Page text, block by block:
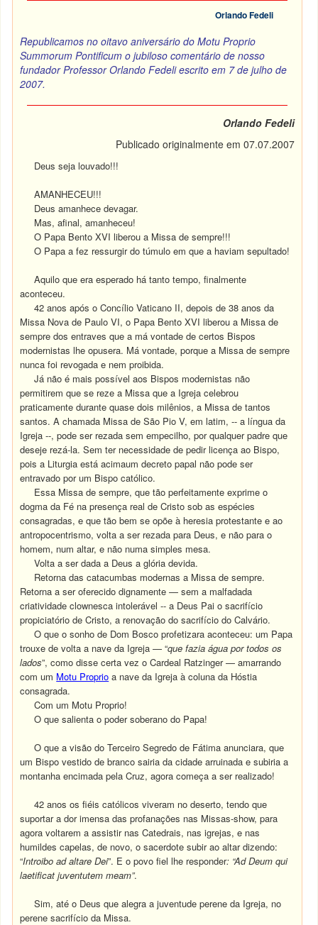
Orlando Fedeli
Republicamos no oitavo aniversário do Motu Proprio
Summorum Pontificum o jubiloso comentário de nosso
fundador Professor Orlando Fedeli escrito em 7 de julho de
2007.
Orlando Fedeli
Publicado originalmente em 07.07.2007
Deus seja louvado!!!
AMANHECEU!!!
Deus amanhece devagar.
Mas, afinal, amanheceu!
O Papa Bento XVI liberou a Missa de sempre!!!
O Papa a fez ressurgir do túmulo em que a haviam sepultado!
Aquilo que era esperado há tanto tempo, finalmente
aconteceu.
42 anos após o Concílio Vaticano II, depois de 38 anos da
Missa Nova de Paulo VI, o Papa Bento XVI liberou a Missa de
sempre dos entraves que a má vontade de certos Bispos
modernistas lhe opusera. Má vontade, porque a Missa de sempre
nunca foi revogada e nem proibida.
Já não é mais possível aos Bispos modernistas não
permitirem que se reze a Missa que a Igreja celebrou
praticamente durante quase dois milênios, a Missa de tantos
santos. A chamada Missa de São Pio V, em latim, -- a língua da
Igreja --, pode ser rezada sem empecilho, por qualquer padre que
deseje rezá-la. Sem ter necessidade de pedir licença ao Bispo,
pois a Liturgia está acimaum decreto papal não pode ser
entravado por um Bispo católico.
Essa Missa de sempre, que tão perfeitamente exprime o
dogma da Fé na presença real de Cristo sob as espécies
consagradas, e que tão bem se opõe à heresia protestante e ao
antropocentrismo, volta a ser rezada para Deus, e não para o
homem, num altar, e não numa simples mesa.
Volta a ser dada a Deus a glória devida.
Retorna das catacumbas modernas a Missa de sempre.
Retorna a ser oferecido dignamente — sem a malfadada
criatividade clownesca intolerável -- a Deus Pai o sacrifício
propiciatório de Cristo, a renovação do sacrifício do Calvário.
O que o sonho de Dom Bosco profetizara aconteceu: um Papa
trouxe de volta a nave da Igreja — “que fazia água por todos os
lados”, como disse certa vez o Cardeal Ratzinger — amarrando
com um Motu Proprio a nave da Igreja à coluna da Hóstia
consagrada.
Com um Motu Proprio!
O que salienta o poder soberano do Papa!
O que a visão do Terceiro Segredo de Fátima anunciara, que
um Bispo vestido de branco sairia da cidade arruinada e subiria a
montanha encimada pela Cruz, agora começa a ser realizado!
42 anos os fiéis católicos viveram no deserto, tendo que
suportar a dor imensa das profanações nas Missas-show, para
agora voltarem a assistir nas Catedrais, nas igrejas, e nas
humildes capelas, de novo, o sacerdote subir ao altar dizendo:
“Introibo ad altare Dei”. E o povo fiel lhe responder: “Ad Deum qui
laetificat juventutem meam”.
Sim, até o Deus que alegra a juventude perene da Igreja, no
perene sacrifício da Missa.